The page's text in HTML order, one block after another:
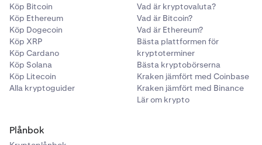
Köp Bitcoin
Köp Ethereum
Köp Dogecoin
Köp XRP
Köp Cardano
Köp Solana
Köp Litecoin
Alla kryptoguider
Vad är kryptovaluta?
Vad är Bitcoin?
Vad är Ethereum?
Bästa plattformen för
kryptoterminer
Bästa kryptobörserna
Kraken jämfört med Coinbase
Kraken jämfört med Binance
Lär om krypto
Plånbok